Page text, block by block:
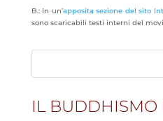
B.: In un’apposita sezione del sito
sono scaricabili testi interni del
IL BUDDHISMO